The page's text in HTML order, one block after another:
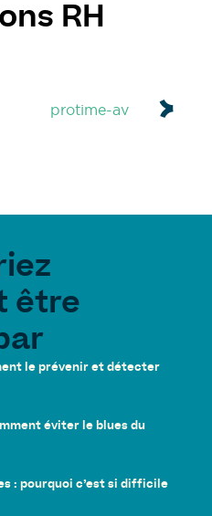
RH
être
le prévenir et détecter
éviter le blues du
: pourquoi c’est si difficile